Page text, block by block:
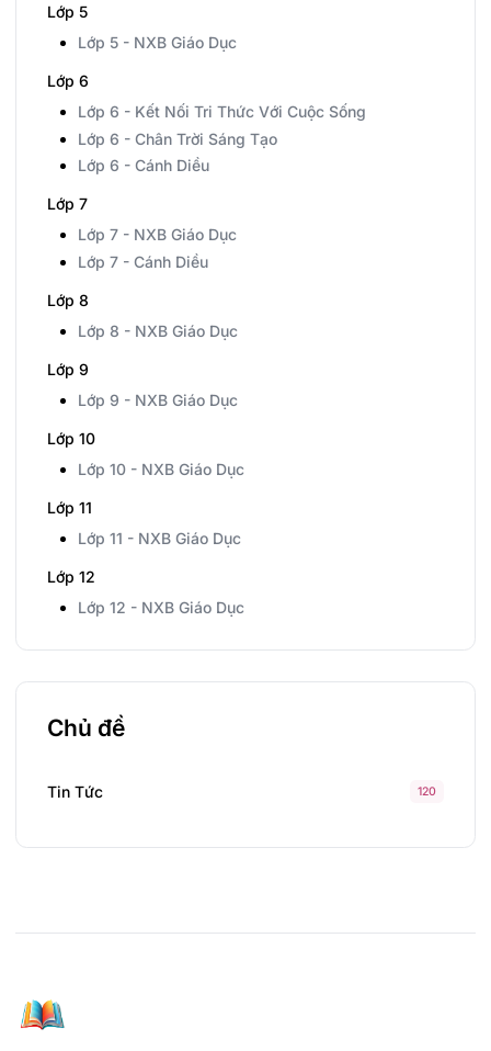
Lớp 5
Lớp 5 - NXB Giáo Dục
Lớp 6
Lớp 6 - Kết Nối Tri Thức Với Cuộc Sống
Lớp 6 - Chân Trời Sáng Tạo
Lớp 6 - Cánh Diều
Lớp 7
Lớp 7 - NXB Giáo Dục
Lớp 7 - Cánh Diều
Lớp 8
Lớp 8 - NXB Giáo Dục
Lớp 9
Lớp 9 - NXB Giáo Dục
Lớp 10
Lớp 10 - NXB Giáo Dục
Lớp 11
Lớp 11 - NXB Giáo Dục
Lớp 12
Lớp 12 - NXB Giáo Dục
Chủ đề
Tin Tức 120